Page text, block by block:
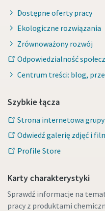
Dostępne oferty pracy
Ekologiczne rozwiązania
Zrównoważony rozwój
Odpowiedzialność
Centrum treści: blog,
Szybkie łącza
Strona internetowa
Odwiedź galerię zdjęć i
Profile Store
Karty charakterystyki
Sprawdź informacje na
pracy z produktami